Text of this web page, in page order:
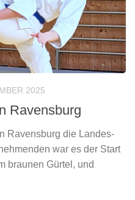
2025
Ravensburg
Ravensburg die Landes-
war es der Start
braunen Gürtel, und